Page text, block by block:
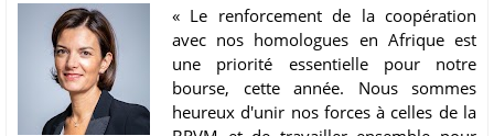
« Le renforcement de la coopération
avec nos homologues en Afrique est
une priorité essentielle pour notre
bourse, cette année. Nous sommes
heureux d'unir nos forces à celles de la